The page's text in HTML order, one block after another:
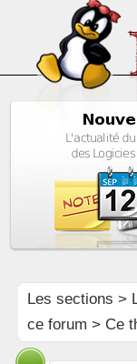
Les sections >
ce forum > Ce